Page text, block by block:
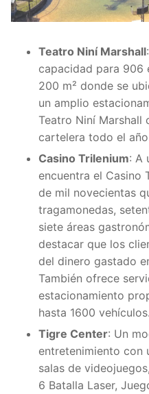
Teatro Niní Marshall
capacidad para 906
200 m² donde se
un amplio
Teatro Niní Marshall
cartelera todo el
Casino Trilenium: A
encuentra el Casino
de mil novecientas
tragamonedas,
siete áreas
destacar que los
del dinero gastado
También ofrece
estacionamiento
hasta 1600 vehículos.
Tigre Center: Un
entretenimiento con
salas de
6 Batalla Laser,